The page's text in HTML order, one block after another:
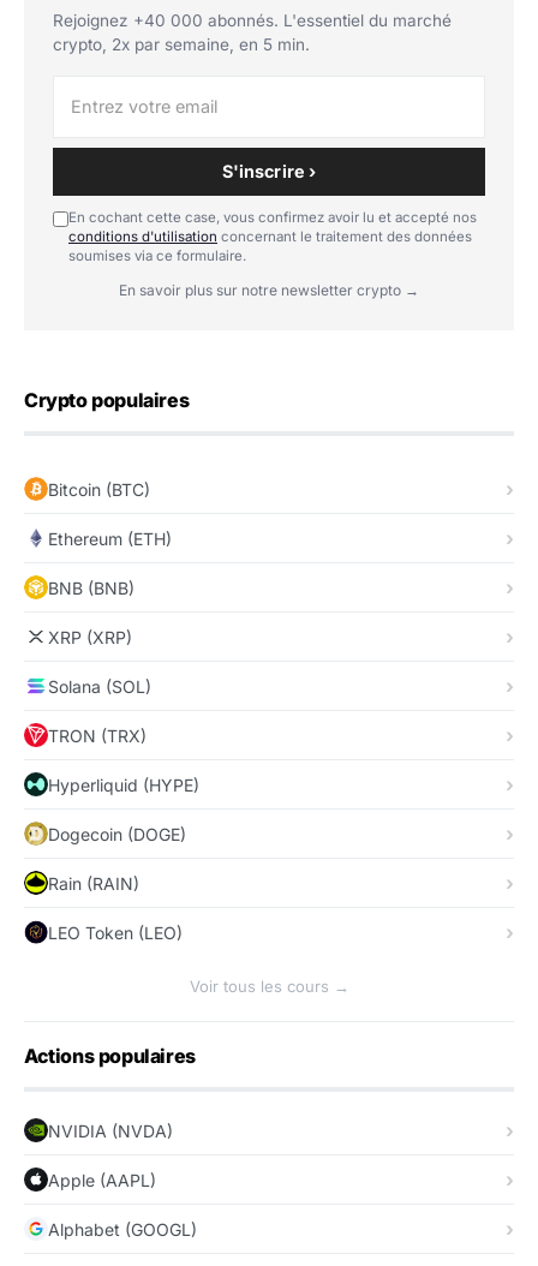
Rejoignez +40 000 abonnés. L'essentiel du marché
crypto, 2x par semaine, en 5 min.
S'inscrire ›
En cochant cette case, vous confirmez avoir lu et accepté nos
conditions d'utilisation concernant le traitement des données
soumises via ce formulaire.
En savoir plus sur notre newsletter crypto →
Crypto populaires
Bitcoin (BTC)
Ethereum (ETH)
BNB (BNB)
XRP (XRP)
Solana (SOL)
TRON (TRX)
Hyperliquid (HYPE)
Dogecoin (DOGE)
Rain (RAIN)
LEO Token (LEO)
Voir tous les cours →
Actions populaires
NVIDIA (NVDA)
Apple (AAPL)
Alphabet (GOOGL)